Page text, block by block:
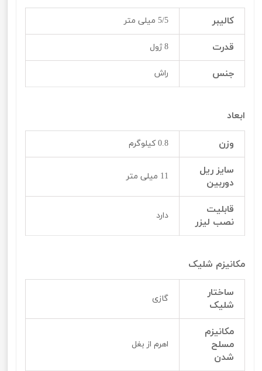
کالیبر 5/5 میلی متر
قدرت 8 ژول
جنس راش
ابعاد
وزن 0.8 کیلوگرم
سایز ریل
دوربین
11 میلی متر
قابلیت
نصب لیزر
دارد
مکانیزم شلیک
ساختار
شلیک
گازی
مکانیزم
مسلح
شدن
اهرم از بغل